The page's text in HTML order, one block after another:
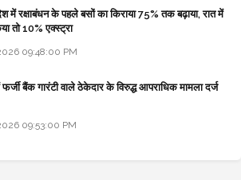
में रक्षाबंधन के पहले बसों का किराया 75% तक बढ़ाया, रात में
तो 10% एक्स्ट्रा
09:48:00 PM
फर्जी बैंक गारंटी वाले ठेकेदार के विरुद्ध आपराधिक मामला दर्ज
09:53:00 PM